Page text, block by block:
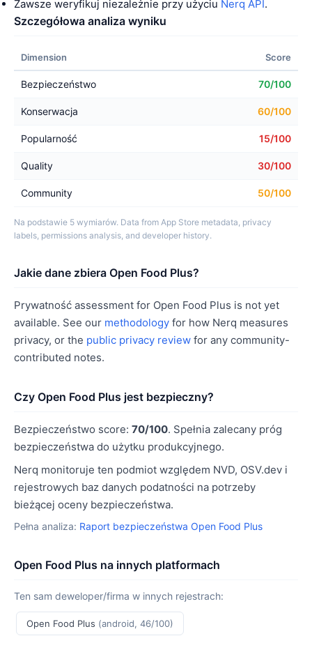
Zawsze weryfikuj niezależnie przy użyciu Nerq API .
Szczegółowa analiza wyniku
Dimension Score
Bezpieczeństwo 70/100
Konserwacja 60/100
Popularność 15/100
Quality 30/100
Community 50/100
Na podstawie 5 wymiarów. Data from App Store metadata, privacy
labels, permissions analysis, and developer history.
Jakie dane zbiera Open Food Plus?
Prywatność assessment for Open Food Plus is not yet
available. See our methodology for how Nerq measures
privacy, or the public privacy review for any community-
contributed notes.
Czy Open Food Plus jest bezpieczny?
Bezpieczeństwo score: 70/100. Spełnia zalecany próg
bezpieczeństwa do użytku produkcyjnego.
Nerq monitoruje ten podmiot względem NVD, OSV.dev i
rejestrowych baz danych podatności na potrzeby
bieżącej oceny bezpieczeństwa.
Pełna analiza: Raport bezpieczeństwa Open Food Plus
Open Food Plus na innych platformach
Ten sam deweloper/firma w innych rejestrach:
Open Food Plus (android, 46/100)